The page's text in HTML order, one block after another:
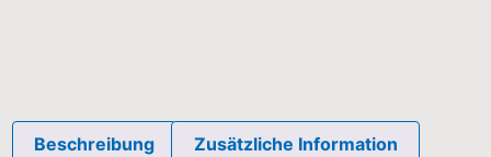
Beschreibung Zusätzliche Information